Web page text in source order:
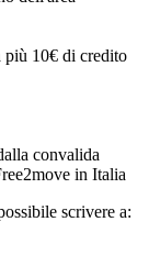
più 10€ di credito
convalida
in Italia
scrivere a: